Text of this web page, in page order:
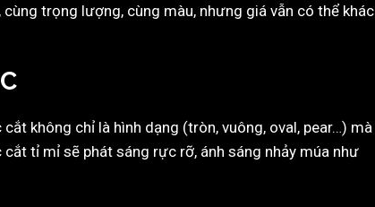
trọng lượng, cùng màu, nhưng giá vẫn có thể khác
không chỉ là hình dạng (tròn, vuông, oval, pear…) mà
tỉ mỉ sẽ phát sáng rực rỡ, ánh sáng nhảy múa như